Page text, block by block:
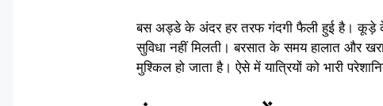
बस अड्डे के अंदर हर तरफ गंदगी फैली हुई है। कूड़े
सुविधा नहीं मिलती। बरसात के समय हालात और
मुश्किल हो जाता है। ऐसे में यात्रियों को भारी